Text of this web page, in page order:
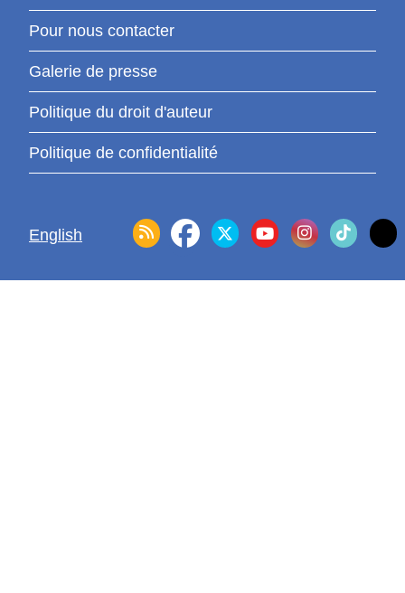
Pour nous contacter
Galerie de presse
Politique du droit d'auteur
Politique de confidentialité
English